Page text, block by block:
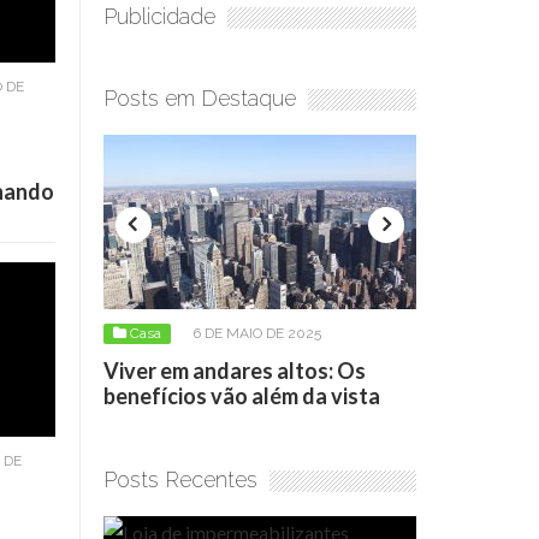
DE
DE
Publicidade
Posts em Destaque
6 DE MAIO DE 2025
andares altos: Os
vão além da vista
Casa
Loja de impermeabilizantes:
como escolher o produto certo
Posts Recentes